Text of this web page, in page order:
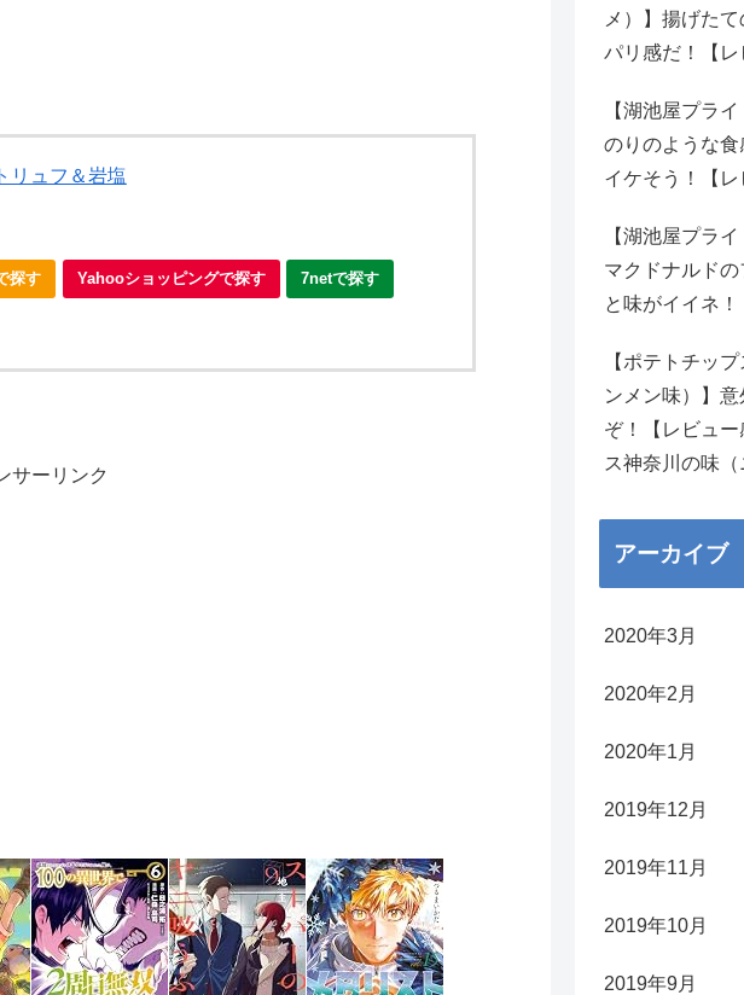
リュフ＆岩塩
探す Yahooショッピングで探す 7netで探す
サーリンク
メ）】揚げた
パリ感だ！【レ
【湖池屋プラ
のりのような
イケそう！【レ
【湖池屋プラ
マクドナルド
と味がイイネ！
【ポテトチッ
ンメン味）】
ぞ！【レビュ
ス神奈川の味（
アーカイブ
2020年3月
2020年2月
2020年1月
2019年12月
2019年11月
2019年10月
2019年9月